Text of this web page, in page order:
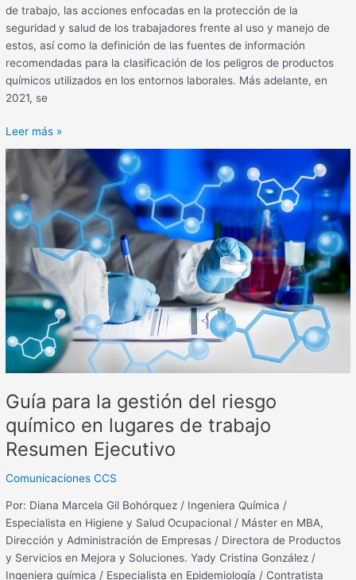
de trabajo, las acciones enfocadas en la protección de la
seguridad y salud de los trabajadores frente al uso y manejo de
estos, así como la definición de las fuentes de información
recomendadas para la clasificación de los peligros de productos
químicos utilizados en los entornos laborales. Más adelante, en
2021, se
Leer más »
Guía para la gestión del riesgo
químico en lugares de trabajo
Resumen Ejecutivo
Comunicaciones CCS
Por: Diana Marcela Gil Bohórquez / Ingeniera Química /
Especialista en Higiene y Salud Ocupacional / Máster en MBA,
Dirección y Administración de Empresas / Directora de Productos
y Servicios en Mejora y Soluciones. Yady Cristina González /
Ingeniera química / Especialista en Epidemiología / Contratista
Guía
para
la
gestión
del
riesgo
químico
lugares
de
trabajo
Resumen
Ejecutivo